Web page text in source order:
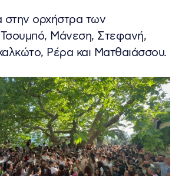
στην ορχήστρα των
Μάνεση, Στεφανή,
Ρέρα και Ματθαιάσσου.